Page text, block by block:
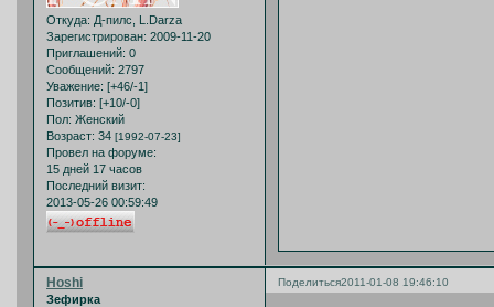
Откуда: Д-пилс, L.Darza
Зарегистрирован: 2009-11-20
Приглашений: 0
Сообщений: 2797
Уважение: [+46/-1]
Позитив: [+10/-0]
Пол: Женский
Возраст: 34 [1992-07-23]
Провел на форуме:
15 дней 17 часов
Последний визит:
2013-05-26 00:59:49
Поделиться2011-01-08 19:46:10
Hoshi
Зефирка